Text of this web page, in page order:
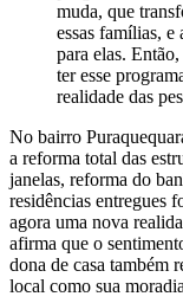
muda, que
essas famílias,
para elas.
ter esse
realidade das
No bairro
a reforma total das
janelas, reforma do
residências entregues
agora uma nova
afirma que o
dona de casa também
local como sua